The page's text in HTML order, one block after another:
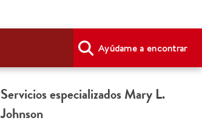
Ayúdame a encontrar
Servicios especializados Mary L.
Johnson